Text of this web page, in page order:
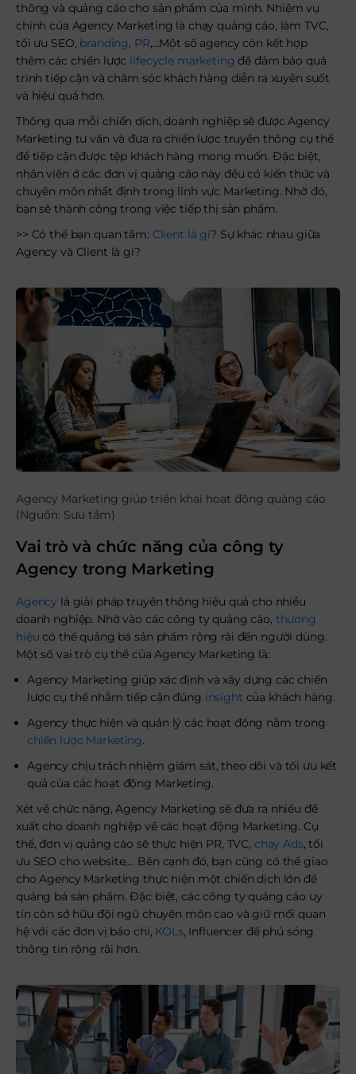
thông và quảng cáo cho sản phẩm của mình. Nhiệm vụ
chính của Agency Marketing là chạy quảng cáo, làm TVC,
tối ưu SEO, branding, PR,…Một số agency còn kết hợp
thêm các chiến lược lifecycle marketing để đảm bảo quá
trình tiếp cận và chăm sóc khách hàng diễn ra xuyên suốt
và hiệu quả hơn.
Thông qua mỗi chiến dịch, doanh nghiệp sẽ được Agency
Marketing tư vấn và đưa ra chiến lược truyền thông cụ thể
để tiếp cận được tệp khách hàng mong muốn. Đặc biệt,
nhân viên ở các đơn vị quảng cáo này đều có kiến thức và
chuyên môn nhất định trong lĩnh vực Marketing. Nhờ đó,
bạn sẽ thành công trong việc tiếp thị sản phẩm.
>> Có thể bạn quan tâm: Client là gì? Sự khác nhau giữa
Agency và Client là gì?
Agency Marketing giúp triển khai hoạt động quảng cáo
(Nguồn: Sưu tầm)
Vai trò và chức năng của công ty
Agency trong Marketing
Agency là giải pháp truyền thông hiệu quả cho nhiều
doanh nghiệp. Nhờ vào các công ty quảng cáo, thương
hiệu có thể quảng bá sản phẩm rộng rãi đến người dùng.
Một số vai trò cụ thể của Agency Marketing là:
Agency Marketing giúp xác định và xây dựng các chiến
lược cụ thể nhằm tiếp cận đúng insight của khách hàng.
Agency thực hiện và quản lý các hoạt động nằm trong
chiến lược Marketing.
Agency chịu trách nhiệm giám sát, theo dõi và tối ưu kết
quả của các hoạt động Marketing.
Xét về chức năng, Agency Marketing sẽ đưa ra nhiều đề
xuất cho doanh nghiệp về các hoạt động Marketing. Cụ
thể, đơn vị quảng cáo sẽ thực hiện PR, TVC, chạy Ads, tối
ưu SEO cho website,… Bên cạnh đó, bạn cũng có thể giao
cho Agency Marketing thực hiện một chiến dịch lớn để
quảng bá sản phẩm. Đặc biệt, các công ty quảng cáo uy
tín còn sở hữu đội ngũ chuyên môn cao và giữ mối quan
hệ với các đơn vị báo chí, KOLs, Influencer để phủ sóng
thông tin rộng rãi hơn.